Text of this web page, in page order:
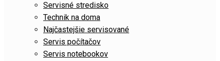
Servisné stredisko
Technik na doma
Najčastejšie servisované
Servis počítačov
Servis notebookov